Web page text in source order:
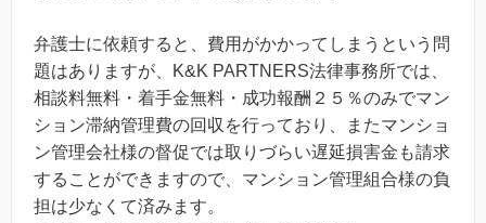
弁護士に依頼すると、費用がかかってしまうという問
題はありますが、K&K PARTNERS法律事務所では、
相談料無料・着手金無料・成功報酬２５％のみでマン
ション滞納管理費の回収を行っており、またマンショ
ン管理会社様の督促では取りづらい遅延損害金も請求
することができますので、マンション管理組合様の負
担は少なくて済みます。